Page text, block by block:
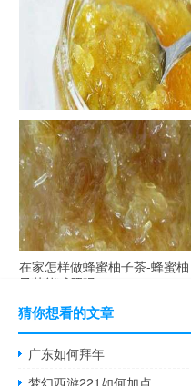
自制蜂蜜柚子茶-蜂蜜柚子茶最
容易做什么？
在家怎样做蜂蜜柚子茶-蜂蜜柚
子茶能减肥吗？
猜你想看的文章
广东如何拜年
梦幻西游221如何加点